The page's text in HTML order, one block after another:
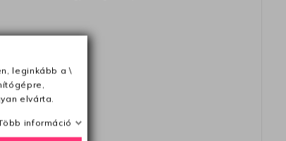
leginkább a \
elvárta.
információ